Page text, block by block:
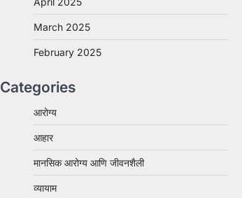
March 2025
February 2025
Categories
आरोग्य
आहार
मानसिक आरोग्य आणि जीवनशैली
व्यायाम